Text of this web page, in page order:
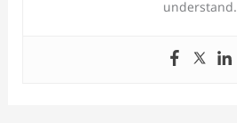
understand.